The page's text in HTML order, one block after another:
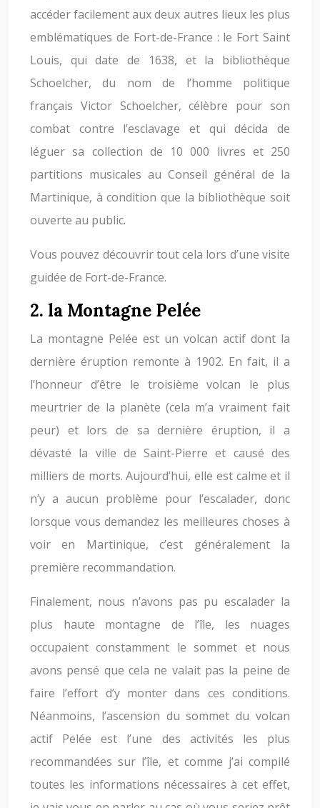
accéder facilement aux deux autres lieux les plus
emblématiques de Fort-de-France : le Fort Saint
Louis, qui date de 1638, et la bibliothèque
Schoelcher, du nom de l’homme politique
français Victor Schoelcher, célèbre pour son
combat contre l’esclavage et qui décida de
léguer sa collection de 10 000 livres et 250
partitions musicales au Conseil général de la
Martinique, à condition que la bibliothèque soit
ouverte au public.
Vous pouvez découvrir tout cela lors d’une visite
guidée de Fort-de-France.
2. la Montagne Pelée
La montagne Pelée est un volcan actif dont la
dernière éruption remonte à 1902. En fait, il a
l’honneur d’être le troisième volcan le plus
meurtrier de la planète (cela m’a vraiment fait
peur) et lors de sa dernière éruption, il a
dévasté la ville de Saint-Pierre et causé des
milliers de morts. Aujourd’hui, elle est calme et il
n’y a aucun problème pour l’escalader, donc
lorsque vous demandez les meilleures choses à
voir en Martinique, c’est généralement la
première recommandation.
Finalement, nous n’avons pas pu escalader la
plus haute montagne de l’île, les nuages
occupaient constamment le sommet et nous
avons pensé que cela ne valait pas la peine de
faire l’effort d’y monter dans ces conditions.
Néanmoins, l’ascension du sommet du volcan
actif Pelée est l’une des activités les plus
recommandées sur l’île, et comme j’ai compilé
toutes les informations nécessaires à cet effet,